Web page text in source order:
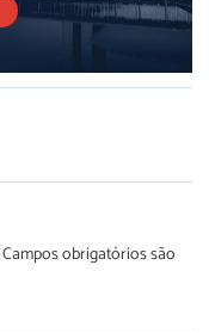
Campos obrigatórios são